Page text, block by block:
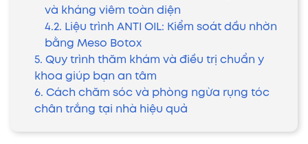
và kháng viêm toàn diện
4.2. Liệu trình ANTI OIL: Kiểm soát dầu nhờn
bằng Meso Botox
5. Quy trình thăm khám và điều trị chuẩn y
khoa giúp bạn an tâm
6. Cách chăm sóc và phòng ngừa rụng tóc
chân trắng tại nhà hiệu quả